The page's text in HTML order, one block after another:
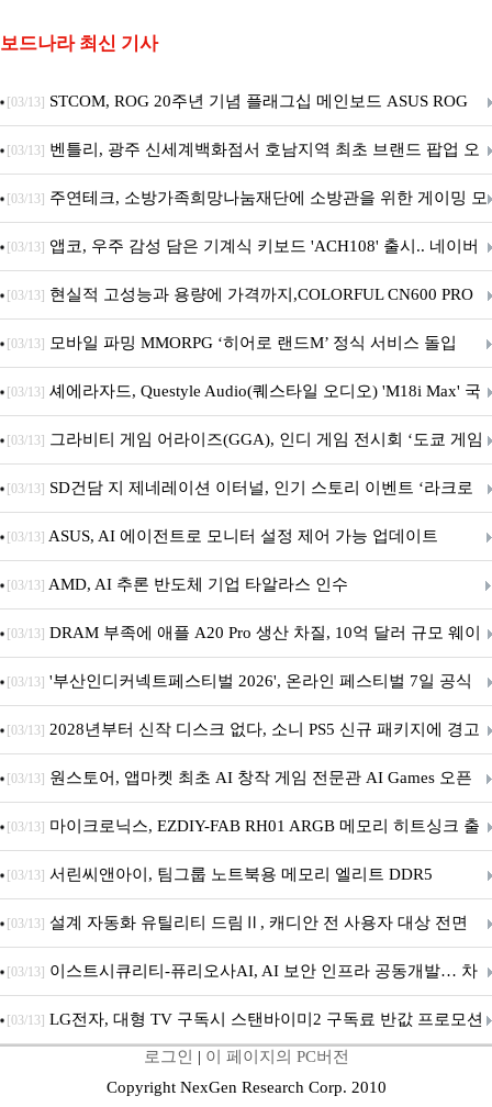
보드나라 최신 기사
[03/13] STCOM, ROG 20주년 기념 플래그십 메인보드 ASUS ROG
Crosshair X870E EDITION 20 국내 출시 예정
[03/13] 벤틀리, 광주 신세계백화점서 호남지역 최초 브랜드 팝업 오
픈
[03/13] 주연테크, 소방가족희망나눔재단에 소방관을 위한 게이밍 모
니터·스마트 펫 침대 기부
[03/13] 앱코, 우주 감성 담은 기계식 키보드 'ACH108' 출시.. 네이버
브랜드데이 기획전 진행
[03/13] 현실적 고성능과 용량에 가격까지,COLORFUL CN600 PRO
M.2 NVMe 디앤디컴 1TB
[03/13] 모바일 파밍 MMORPG ‘히어로 랜드M’ 정식 서비스 돌입
[03/13] 셰에라자드, Questyle Audio(퀘스타일 오디오) 'M18i Max' 국
내 정식 출시
[03/13] 그라비티 게임 어라이즈(GGA), 인디 게임 전시회 ‘도쿄 게임
던전 13’ 참가!
[03/13] SD건담 지 제네레이션 이터널, 인기 스토리 이벤트 ‘라크로
아의 용사’ 재개최 및 풍성한 기념 이벤트 실시!
[03/13] ASUS, AI 에이전트로 모니터 설정 제어 가능 업데이트
[03/13] AMD, AI 추론 반도체 기업 타알라스 인수
[03/13] DRAM 부족에 애플 A20 Pro 생산 차질, 10억 달러 규모 웨이
퍼 대기
[03/13] '부산인디커넥트페스티벌 2026', 온라인 페스티벌 7일 공식
개막... 22일간 진행
[03/13] 2028년부터 신작 디스크 없다, 소니 PS5 신규 패키지에 경고
문 추가
[03/13] 원스토어, 앱마켓 최초 AI 창작 게임 전문관 AI Games 오픈
[03/13] 마이크로닉스, EZDIY-FAB RH01 ARGB 메모리 히트싱크 출
시
[03/13] 서린씨앤아이, 팀그룹 노트북용 메모리 엘리트 DDR5
5600MHz 16GB 출시
[03/13] 설계 자동화 유틸리티 드림Ⅱ, 캐디안 전 사용자 대상 전면
무상 배포
[03/13] 이스트시큐리티-퓨리오사AI, AI 보안 인프라 공동개발… 차
세대 AI 보안 플랫폼 구축
[03/13] LG전자, 대형 TV 구독시 스탠바이미2 구독료 반값 프로모션
로그인 | 이 페이지의 PC버전
Copyright NexGen Research Corp. 2010